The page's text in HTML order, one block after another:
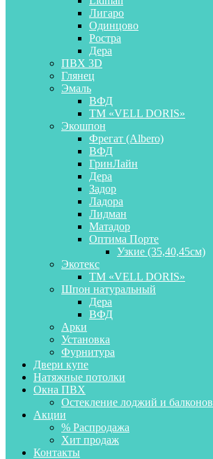
Лигаро
Одинцово
Ростра
Дера
ПВХ 3D
Глянец
Эмаль
ВФД
ТМ «VELL DORIS»
Экошпон
Фрегат (Albero)
ВФД
ГринЛайн
Дера
Задор
Ладора
Лидман
Матадор
Оптима Порте
Узкие (35,40,45см)
Экотекс
ТМ «VELL DORIS»
Шпон натуральный
Дера
ВФД
Арки
Установка
Фурнитура
Двери купе
Натяжные потолки
Окна ПВХ
Остекление лоджий и балконов
Акции
% Распродажа
Хит продаж
Контакты